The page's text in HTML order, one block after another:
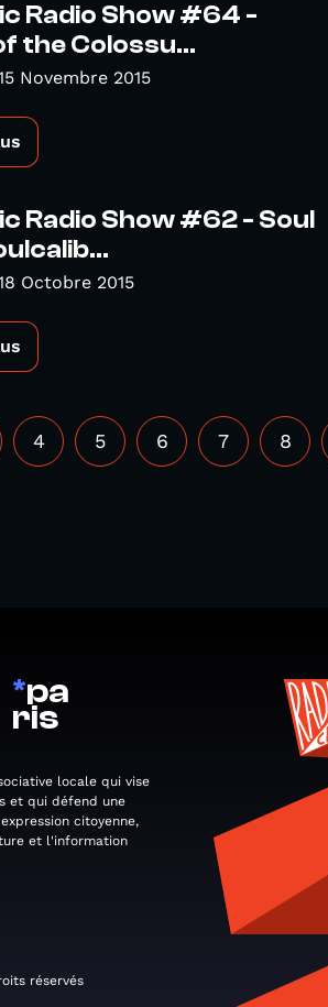
Radio Show #64 -
the Colossu...
Novembre 2015
Radio Show #62 - Soul
Octobre 2015
4 5 6 7 8
*pa
ris
locale qui vise
et qui défend une
citoyenne,
et l'information
réservés